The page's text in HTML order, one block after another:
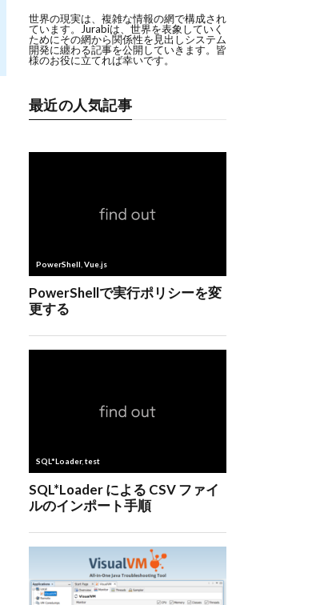
世界の現実は、複雑な情報の網で構成され
ています。Jurabiは、世界を表象していく
ためにその網から関係性を見出しシステム
開発に纏わる記事を公開していきます。皆
様のお役に立てれば幸いです。
最近の人気記事